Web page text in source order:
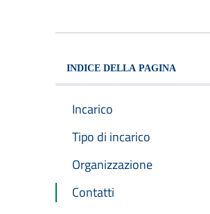
INDICE DELLA PAGINA
Incarico
Tipo di incarico
Organizzazione
Contatti